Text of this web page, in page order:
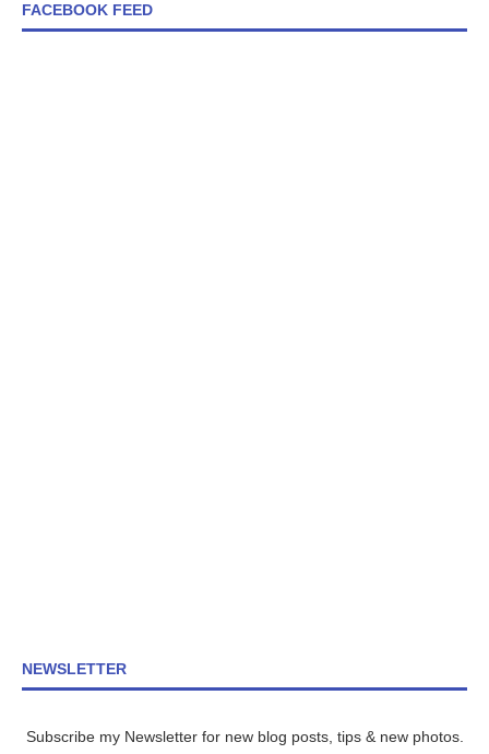
FACEBOOK FEED
NEWSLETTER
Subscribe my Newsletter for new blog posts, tips & new photos.